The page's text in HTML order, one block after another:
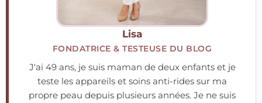
Lisa
FONDATRICE & TESTEUSE DU BLOG
J'ai 49 ans, je suis maman de deux enfants et je
teste les appareils et soins anti-rides sur ma
propre peau depuis plusieurs années. Je ne suis